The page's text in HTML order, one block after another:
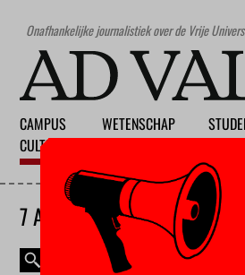
Onafhankelijke journalistiek over de Vrije
CAMPUS
CULTUUR
WETENSCHAP
7 AUGUSTUS 2026